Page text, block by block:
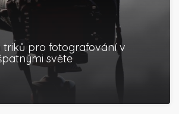
triků pro fotografování v
světe